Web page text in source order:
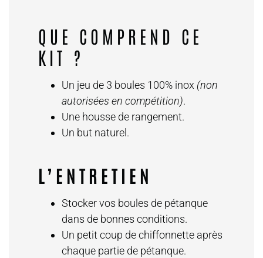
QUE COMPREND CE
KIT ?
Un jeu de 3 boules 100% inox (non
autorisées en compétition).
Une housse de rangement.
Un but naturel.
L’ENTRETIEN
Stocker vos boules de pétanque
dans de bonnes conditions.
Un petit coup de chiffonnette après
chaque partie de pétanque.